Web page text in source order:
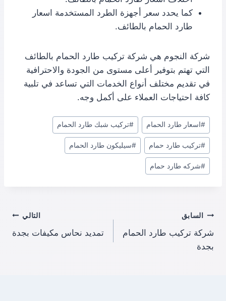
كما يحدد سعر أجهزة الطرد المستخدمة اسعار
طارد الحمام بالطائف.
شركة النجوم هي شركة تركيب طارد الحمام بالطائف
التي تهتم بتوفير أعلى مستوى من الجودة والاحترافية
في تقديم مختلف أنواع الخدمات التي تساعد في تلبية
كافة احتياجات العملاء على أكمل وجه.
#اسعار طارد الحمام #تركيب شبك طارد الحمام
#تركيب طارد حمام #سيليكون طارد الحمام
#شركه طارد حمام
تصفّح
المقالات
السابق
شركة تركيب طارد الحمام
بجدة
التالي
تمديد نحاس مكيفات بجدة